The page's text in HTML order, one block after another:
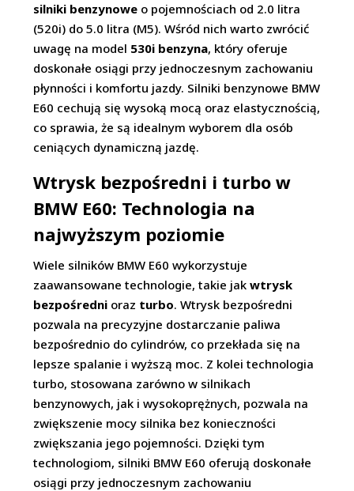
silniki benzynowe o pojemnościach od 2.0 litra
(520i) do 5.0 litra (M5). Wśród nich warto zwrócić
uwagę na model 530i benzyna, który oferuje
doskonałe osiągi przy jednoczesnym zachowaniu
płynności i komfortu jazdy. Silniki benzynowe BMW
E60 cechują się wysoką mocą oraz elastycznością,
co sprawia, że są idealnym wyborem dla osób
ceniących dynamiczną jazdę.
Wtrysk bezpośredni i turbo w
BMW E60: Technologia na
najwyższym poziomie
Wiele silników BMW E60 wykorzystuje
zaawansowane technologie, takie jakwtrysk
bezpośredni oraz turbo. Wtrysk bezpośredni
pozwala na precyzyjne dostarczanie paliwa
bezpośrednio do cylindrów, co przekłada się na
lepsze spalanie i wyższą moc. Z kolei technologia
turbo, stosowana zarówno w silnikach
benzynowych, jak i wysokoprężnych, pozwala na
zwiększenie mocy silnika bez konieczności
zwiększania jego pojemności. Dzięki tym
technologiom, silniki BMW E60 oferują doskonałe
osiągi przy jednoczesnym zachowaniu